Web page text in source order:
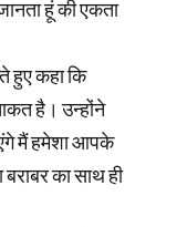
हूं की एकता
हुए कहा कि
है। उन्होंने
मैं हमेशा आपके
का साथ ही